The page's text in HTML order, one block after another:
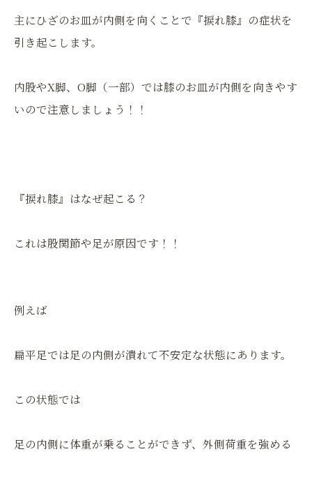
主にひざのお皿が内側を向くことで『捩れ膝』の症状を
引き起こします。
内股やX脚、O脚（一部）では膝のお皿が内側を向きやす
いので注意しましょう！！
『捩れ膝』はなぜ起こる？
これは股関節や足が原因です！！
例えば
扁平足では足の内側が潰れて不安定な状態にあります。
この状態では
足の内側に体重が乗ることができず、外側荷重を強める